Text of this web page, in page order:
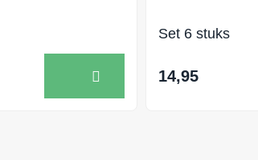
Set 6 stuks
14,95